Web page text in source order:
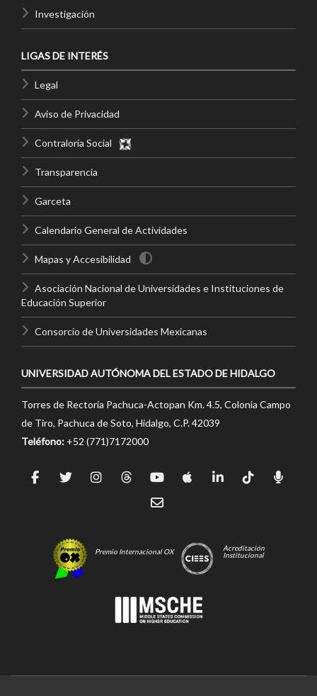
Investigación
LIGAS DE INTERÉS
Legal
Aviso de Privacidad
Contraloría Social
Transparencia
Garceta
Calendario General de Actividades
Mapas y Accesibilidad
Asociación Nacional de Universidades e Instituciones de
Educación Superior
Consorcio de Universidades Mexicanas
UNIVERSIDAD AUTÓNOMA DEL ESTADO DE HIDALGO
Torres de Rectoría Pachuca-Actopan Km. 4.5, Colonia Campo
de Tiro, Pachuca de Soto, Hidalgo, C.P. 42039
Teléfono: +52 (771)7172000
Premio Internacional OX
Acreditación
Institucional